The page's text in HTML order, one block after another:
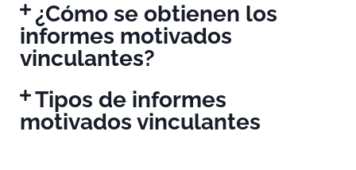
¿Cómo se obtienen los
informes motivados
vinculantes?
Tipos de informes
motivados vinculantes